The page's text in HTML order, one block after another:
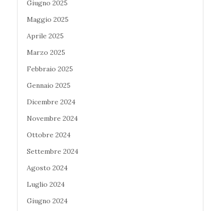
Giugno 2025
Maggio 2025
Aprile 2025
Marzo 2025
Febbraio 2025
Gennaio 2025
Dicembre 2024
Novembre 2024
Ottobre 2024
Settembre 2024
Agosto 2024
Luglio 2024
Giugno 2024